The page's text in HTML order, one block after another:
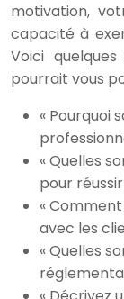
motivation,
capacité à
Voici
pourrait vous
« Pourquoi
« Quelles
pour
«
avec les
« Quelles